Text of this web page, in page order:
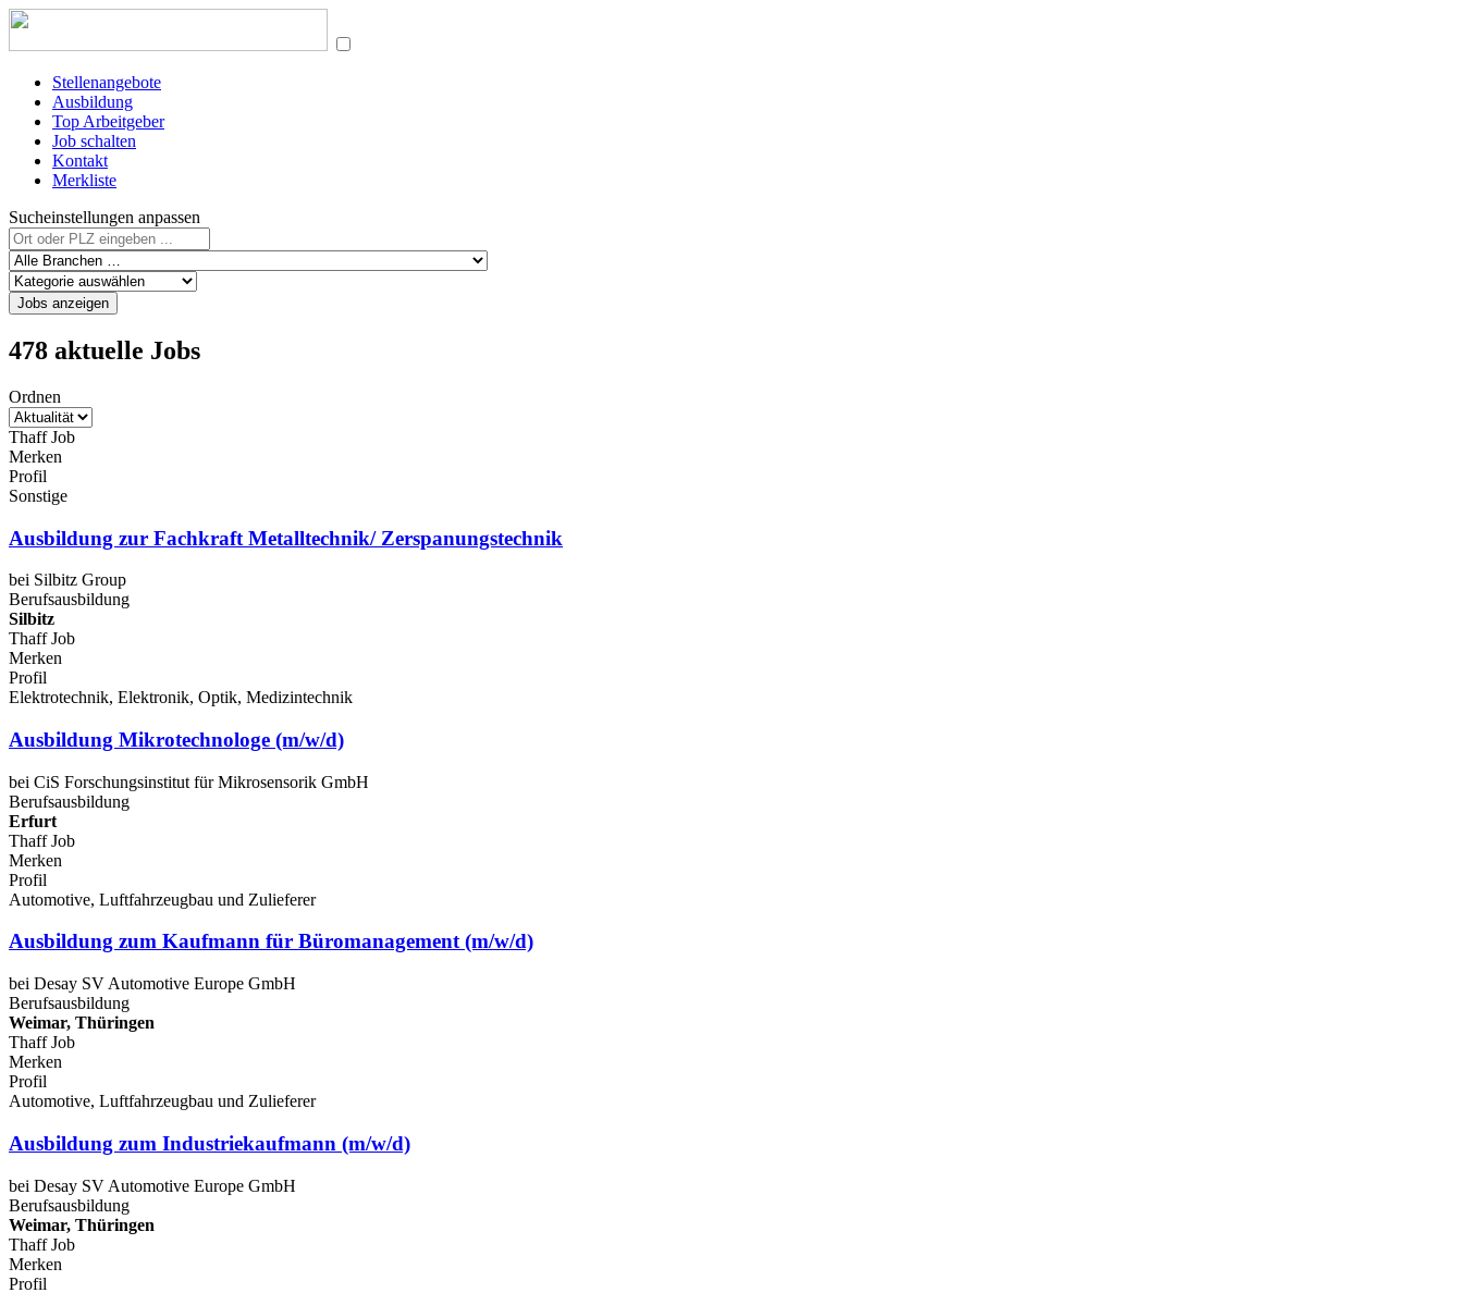
Stellenangebote
Ausbildung
Top Arbeitgeber
Job schalten
Kontakt
Merkliste
Sucheinstellungen anpassen
Jobs anzeigen
478 aktuelle Jobs
Ordnen
Thaff Job
Merken
Profil
Sonstige
Ausbildung zur Fachkraft Metalltechnik/ Zerspanungstechnik
bei Silbitz Group
Berufsausbildung
Silbitz
Thaff Job
Merken
Profil
Elektrotechnik, Elektronik, Optik, Medizintechnik
Ausbildung Mikrotechnologe (m/w/d)
bei CiS Forschungsinstitut für Mikrosensorik GmbH
Berufsausbildung
Erfurt
Thaff Job
Merken
Profil
Automotive, Luftfahrzeugbau und Zulieferer
Ausbildung zum Kaufmann für Büromanagement (m/w/d)
bei Desay SV Automotive Europe GmbH
Berufsausbildung
Weimar, Thüringen
Thaff Job
Merken
Profil
Automotive, Luftfahrzeugbau und Zulieferer
Ausbildung zum Industriekaufmann (m/w/d)
bei Desay SV Automotive Europe GmbH
Berufsausbildung
Weimar, Thüringen
Thaff Job
Merken
Profil